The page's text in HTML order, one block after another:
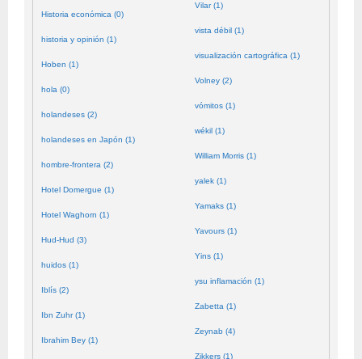
Historia económica (0)
historia y opinión (1)
Hoben (1)
hola (0)
holandeses (2)
holandeses en Japón (1)
hombre-frontera (2)
Hotel Domergue (1)
Hotel Waghorn (1)
Hud-Hud (3)
huidos (1)
Iblís (2)
Ibn Zuhr (1)
Ibrahim Bey (1)
Vilar (1)
vista débil (1)
visualización cartográfica (1)
Volney (2)
vómitos (1)
wékil (1)
William Morris (1)
yalek (1)
Yamaks (1)
Yavours (1)
Yins (1)
ysu inflamación (1)
Zabetta (1)
Zeynab (4)
Zikkers (1)